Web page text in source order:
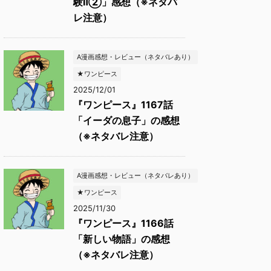
レ注意）
A漫画感想・レビュー（ネタバレあり）
★ワンピース
2025/12/01
『ワンピース』1167話
「イーダの息子」の感想
（※ネタバレ注意）
A漫画感想・レビュー（ネタバレあり）
★ワンピース
2025/11/30
『ワンピース』1166話
「新しい物語」の感想
（※ネタバレ注意）